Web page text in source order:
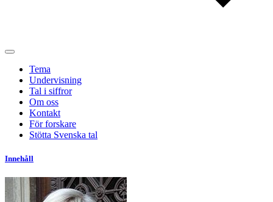
Tema
Undervisning
Tal i siffror
Om oss
Kontakt
För forskare
Stötta Svenska tal
Innehåll